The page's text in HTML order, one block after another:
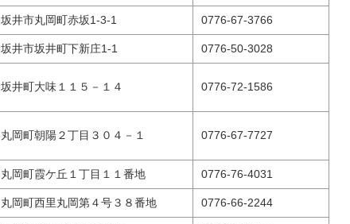
坂井市丸岡町赤坂1-3-1 0776-67-3766
坂井市坂井町下新庄1-1 0776-50-3028
坂井町大味１１５－１４ 0776-72-1586
丸岡町朝陽２丁目３０４－１ 0776-67-7727
丸岡町霞ケ丘１丁目１１番地 0776-76-4031
丸岡町西里丸岡第４号３８番地 0776-66-2244